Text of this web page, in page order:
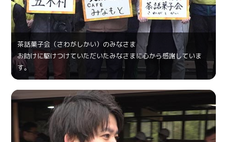
茶話菓⼦会（さわがしかい）のみなさま
お助けに駆けつけていただいたみなさまに心から感謝していま
す。